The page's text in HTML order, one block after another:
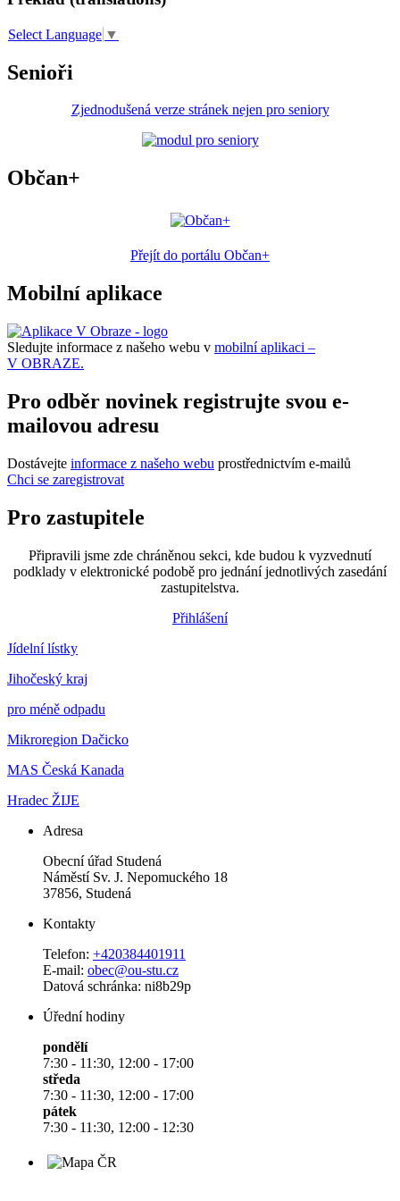
Select Language ▼
Senioři
Zjednodušená verze stránek nejen pro seniory
Občan+
Přejít do portálu Občan+
Mobilní aplikace
Sledujte informace z našeho webu v mobilní aplikaci –
V OBRAZE.
Pro odběr novinek registrujte svou e-
mailovou adresu
Dostávejte informace z našeho webu prostřednictvím e-mailů
Chci se zaregistrovat
Pro zastupitele
Připravili jsme zde chráněnou sekci, kde budou k vyzvednutí
podklady v elektronické podobě pro jednání jednotlivých zasedání
zastupitelstva.
Přihlášení
Jídelní lístky
Jihočeský kraj
pro méně odpadu
Mikroregion Dačicko
MAS Česká Kanada
Hradec ŽIJE
Adresa
Obecní úřad Studená
Náměstí Sv. J. Nepomuckého 18
37856, Studená
Kontakty
Telefon: +420384401911
E-mail: obec@ou-stu.cz
Datová schránka: ni8b29p
Úřední hodiny
pondělí
7:30 - 11:30, 12:00 - 17:00
středa
7:30 - 11:30, 12:00 - 17:00
pátek
7:30 - 11:30, 12:00 - 12:30